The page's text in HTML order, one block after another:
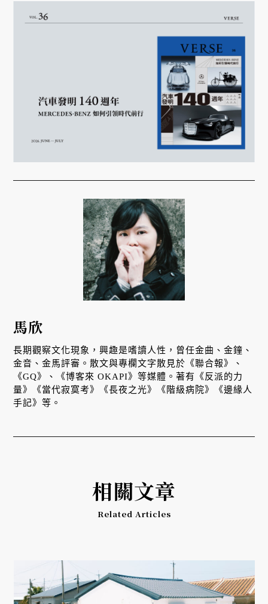
馬欣
長期觀察文化現象，興趣是嗜讀人性，曾任金曲、金鐘、
金音、金馬評審。散文與專欄文字散見於《聯合報》、
《GQ》、《博客來 OKAPI》等媒體。著有《反派的力
量》《當代寂寞考》《長夜之光》《階級病院》《邊緣人
手記》等。
相關文章
Related Articles